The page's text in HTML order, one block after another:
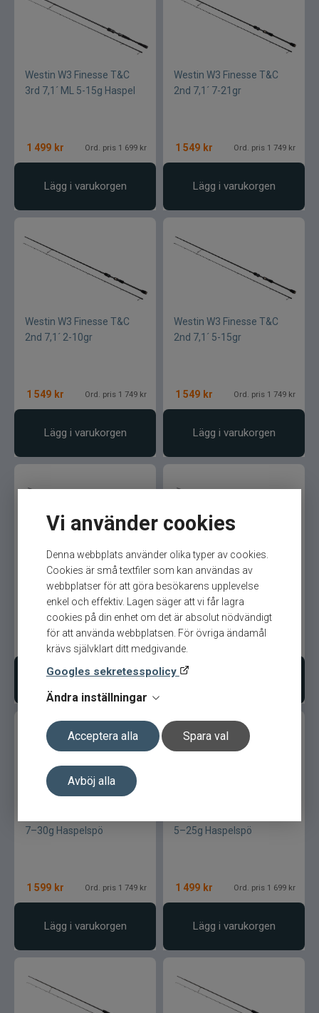
Vi använder cookies
Denna webbplats använder olika typer av cookies.
Cookies är små textfiler som kan användas av
webbplatser för att göra besökarens upplevelse
enkel och effektiv. Lagen säger att vi får lagra
cookies på din enhet om det är absolut nödvändigt
för att använda webbplatsen. För övriga ändamål
krävs självklart ditt medgivande.
Googles sekretesspolicy
Ändra inställningar
Acceptera alla Spara val
Avböj alla
Westin W3 Finesse T&C
3rd 7,1´ ML 5-15g Haspel
1 499 kr Ord. pris 1 699 kr
Lägg i varukorgen
Westin W3 Finesse T&C
2nd 7,1´ 7-21gr
1 549 kr Ord. pris 1 749 kr
Lägg i varukorgen
Westin W3 Finesse T&C
2nd 7,1´ 2-10gr
1 549 kr Ord. pris 1 749 kr
Lägg i varukorgen
Westin W3 Finesse T&C
2nd 7,1´ 5-15gr
1 549 kr Ord. pris 1 749 kr
Lägg i varukorgen
Westin W3 Finesse Ned
2nd 7,3´ 6-20gr Haspel
Ord. pris 1 849 kr
Lägg i varukorgen
Westin W3 Finesse Ned
2nd 7,3´ 3-15gr Haspel
7–30g Haspelspö
1 599 kr Ord. pris 1 749 kr
Lägg i varukorgen
5–25g Haspelspö
1 499 kr Ord. pris 1 699 kr
Lägg i varukorgen